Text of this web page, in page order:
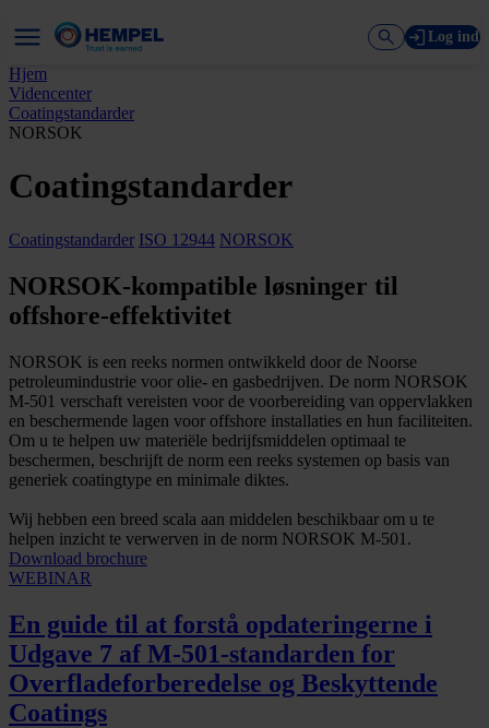
Log ind
Hjem
Videncenter
Coatingstandarder
NORSOK
Coatingstandarder
Coatingstandarder ISO 12944 NORSOK
NORSOK-kompatible løsninger til
offshore-effektivitet
NORSOK is een reeks normen ontwikkeld door de Noorse
petroleumindustrie voor olie- en gasbedrijven. De norm NORSOK
M-501 verschaft vereisten voor de voorbereiding van oppervlakken
en beschermende lagen voor offshore installaties en hun faciliteiten.
Om u te helpen uw materiële bedrijfsmiddelen optimaal te
beschermen, beschrijft de norm een reeks systemen op basis van
generiek coatingtype en minimale diktes.
Wij hebben een breed scala aan middelen beschikbaar om u te
helpen inzicht te verwerven in de norm NORSOK M-501.
Download brochure
WEBINAR
En guide til at forstå opdateringerne i
Udgave 7 af M-501-standarden for
Overfladeforberedelse og Beskyttende
Coatings